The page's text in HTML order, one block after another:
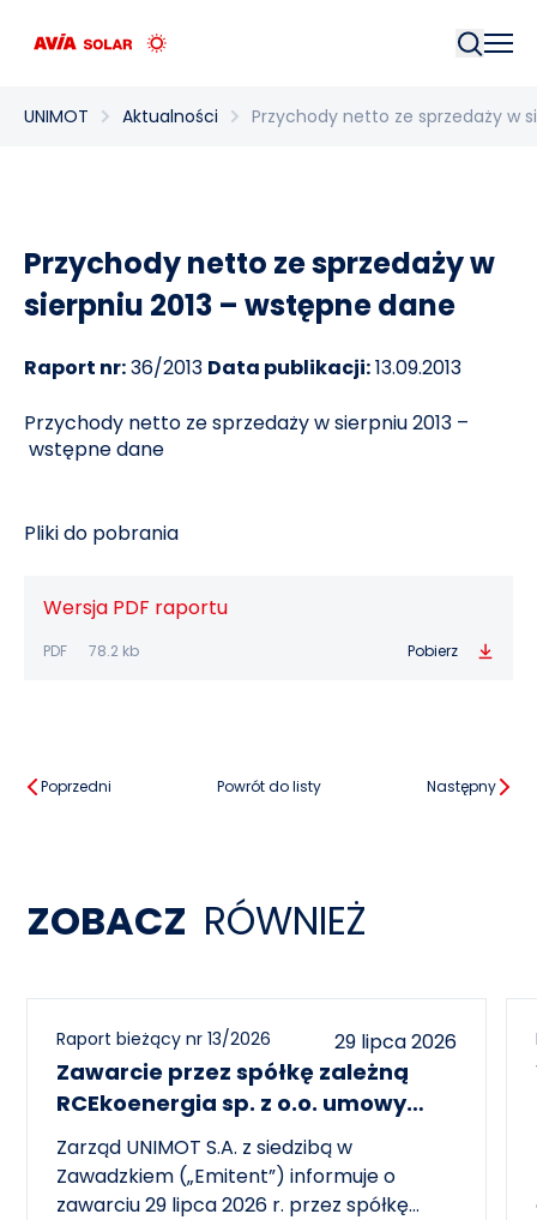
UNIMOT Aktualności Przychody netto ze sprzedaży w
Przychody netto ze sprzedaży w
sierpniu 2013 – wstępne dane
Raport nr:36/2013 Data publikacji:13.09.2013
Przychody netto ze sprzedaży w sierpniu 2013 –
wstępne dane
Pliki do pobrania
Wersja PDF raportu
PDF 78.2 kb Pobierz
Poprzedni Powrót do listy Następny
ZOBACZ RÓWNIEŻ
Raport bieżący nr 13/2026 29 lipca 2026
Zawarcie przez spółkę zależną
RCEkoenergia sp. z o.o. umowy
wieloletniej na sprzedaż ciepła do
miasta Czechowice-Dziedzice
Zarząd UNIMOT S.A. z siedzibą w
Zawadzkiem („Emitent”) informuje o
zawarciu 29 lipca 2026 r. przez spółkę